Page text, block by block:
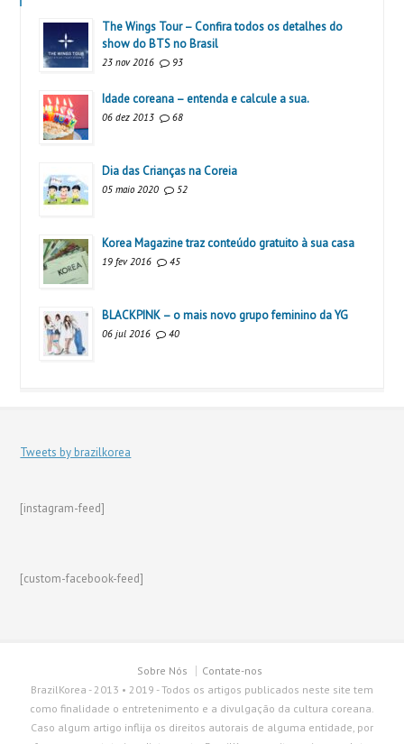
The Wings Tour – Confira todos os detalhes do
show do BTS no Brasil
23 nov 2016 93
Idade coreana – entenda e calcule a sua.
06 dez 2013 68
Dia das Crianças na Coreia
05 maio 2020 52
Korea Magazine traz conteúdo gratuito à sua casa
19 fev 2016 45
BLACKPINK – o mais novo grupo feminino da YG
06 jul 2016 40
Tweets by brazilkorea
[instagram-feed]
[custom-facebook-feed]
Sobre Nós
Contate-nos
BrazilKorea - 2013 • 2019 - Todos os artigos publicados neste site tem
como finalidade o entretenimento e a divulgação da cultura coreana.
Caso algum artigo inflija os direitos autorais de alguma entidade, por